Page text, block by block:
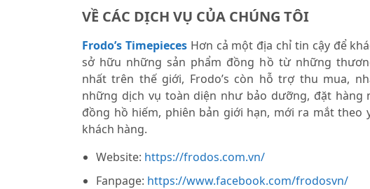
VỀ CÁC DỊCH VỤ CỦA CHÚNG TÔI
Frodo’s TimepiecesHơn cả một địa chỉ tin cậy để
sở hữu những sản phẩm đồng hồ từ những
nhất trên thế giới, Frodo’s còn hỗ trợ thu mua,
những dịch vụ toàn diện như bảo dưỡng, đặt hàng
đồng hồ hiếm, phiên bản giới hạn, mới ra mắt theo
khách hàng.
Website: https://frodos.com.vn/
Fanpage: https://www.facebook.com/frodosvn/